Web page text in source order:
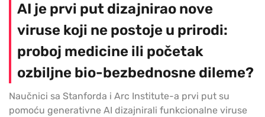
AI je prvi put dizajnirao nove
viruse koji ne postoje u prirodi:
proboj medicine ili početak
ozbiljne bio-bezbednosne dileme?
Naučnici sa Stanforda i Arc Institute-a prvi put su
pomoću generativne AI dizajnirali funkcionalne viruse